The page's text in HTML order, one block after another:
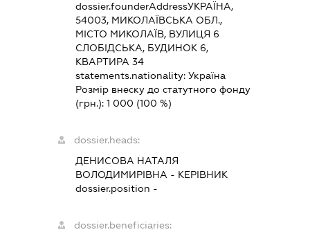
dossier.founderAddressУКРАЇНА,
54003, МИКОЛАЇВСЬКА ОБЛ.,
МІСТО МИКОЛАЇВ, ВУЛИЦЯ 6
СЛОБІДСЬКА, БУДИНОК 6,
КВАРТИРА 34
statements.nationality:Україна
Розмір внеску до статутного фонду
(грн.):1 000 (100 %)
dossier.heads:
ДЕНИСОВА НАТАЛЯ
ВОЛОДИМИРІВНА - КЕРІВНИК
dossier.position -
dossier.beneficiaries: